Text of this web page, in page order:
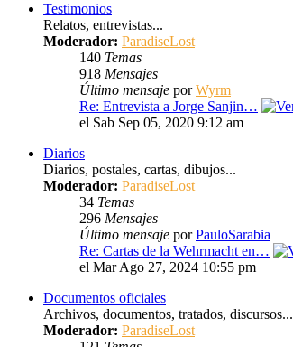
Testimonios
Relatos, entrevistas...
Moderador: ParadiseLost
140 Temas
918 Mensajes
Último mensaje porWyrm
Re: Entrevista a Jorge Sanjin…
el Sab Sep 05, 2020 9:12 am
Diarios
Diarios, postales, cartas, dibujos...
Moderador: ParadiseLost
34 Temas
296 Mensajes
Último mensaje porPauloSarabia
Re: Cartas de la Wehrmacht en…
el Mar Ago 27, 2024 10:55 pm
Documentos oficiales
Archivos, documentos, tratados, discursos...
Moderador: ParadiseLost